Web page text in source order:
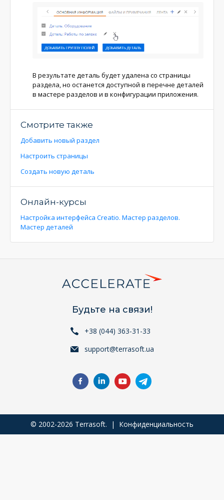
В результате деталь будет удалена со страницы
раздела, но останется доступной в перечне деталей
в мастере разделов и в конфигурации приложения.
Смотрите также
Добавить новый раздел
Настроить страницы
Создать новую деталь
Онлайн-курсы
Настройка интерфейса Creatio. Мастер разделов.
Мастер деталей
Будьте на связи!
+38 (044) 363-31-33
support@terrasoft.ua
© 2002-2026 Terrasoft. | Конфиденциальность